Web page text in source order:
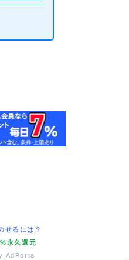
せるには？
永久還元
AdPorta